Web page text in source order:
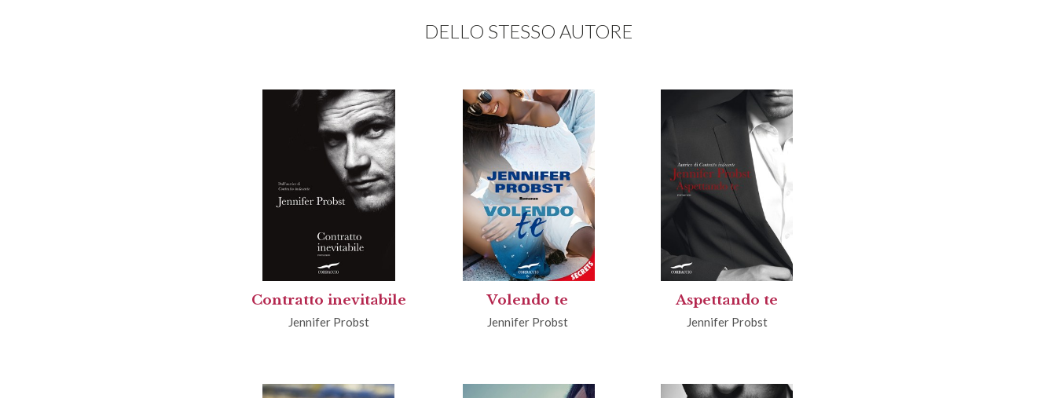
DELLO STESSO AUTORE
Contratto inevitabile
Jennifer Probst
Volendo te
Jennifer Probst
Aspettando te
Jennifer Probst